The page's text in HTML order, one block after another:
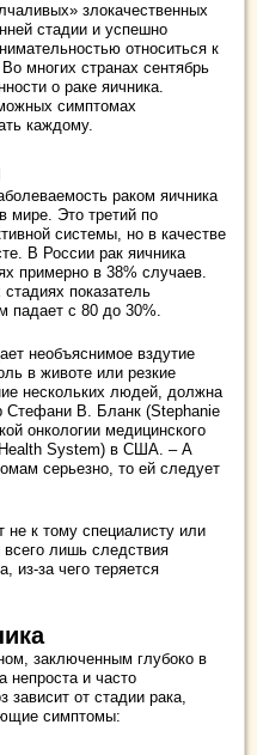
злокачественных
стадии и успешно
относиться к
многих странах сентябрь
о раке яичника.
симптомах
каждому.
раком яичника
мире. Это третий по
системы, но в качестве
В России рак яичника
примерно в 38% случаев.
показатель
падает с 80 до 30%.
необъяснимое вздутие
в животе или резкие
нескольких людей, должна
Стефани В. Бланк (Stephanie
онкологии медицинского
System) в США. – А
серьезно, то ей следует
к тому специалисту или
лишь следствия
из-за чего теряется
заключенным глубоко в
непроста и часто
зависит от стадии рака,
симптомы: